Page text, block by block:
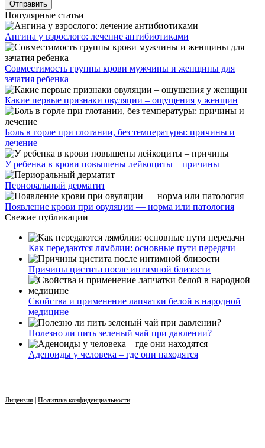
Популярные статьи
Ангина у взрослого: лечение антибиотиками
Совместимость группы крови мужчины и женщины для
зачатия ребенка
Какие первые признаки овуляции – ощущения у женщин
Боль в горле при глотании, без температуры: причины и
лечение
У ребенка в крови повышены лейкоциты – причины
Периоральный дерматит
Появление крови при овуляции — норма или патология
Свежие публикации
Как передаются лямблии: основные пути передачи
Причины цистита после интимной близости
Свойства и применение лапчатки белой в народной
медицине
Полезно ли пить зеленый чай при давлении?
Аденоиды у человека – где они находятся
Лицензия | Политика конфиденциальности